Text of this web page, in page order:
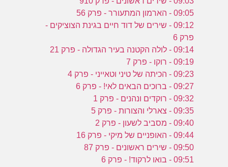
09:05 - הארמון המתעורר - פרק 56
09:12 - שירים של דוד חיים בגינת הצוציקים -
פרק 6
09:14 - לולה הקטנה בעיר הגדולה - פרק 21
09:19 - רוקו - פרק 7
09:23 - הכיתה של טיני וטאייני - פרק 4
09:27 - ברוכים הבאים לאי! - פרק 6
09:32 - רוקדים ונהנים - פרק 1
09:35 - צארלי והצורות - פרק 5
09:40 - מסביב לשעון - פרק 2
09:44 - האופניים של מיקי - פרק 16
09:50 - שירים ראשונים - פרק 87
09:51 - בואו לרקוד! - פרק 6